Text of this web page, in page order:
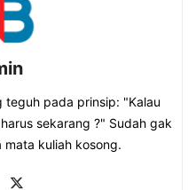
teguh pada prinsip: "Kalau
sekarang ?" Sudah gak
mata kuliah kosong.